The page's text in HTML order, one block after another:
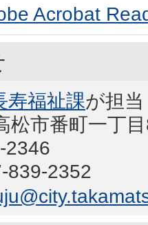
Acrobat
寿福祉課が担
市番町一丁
2346
839-2352